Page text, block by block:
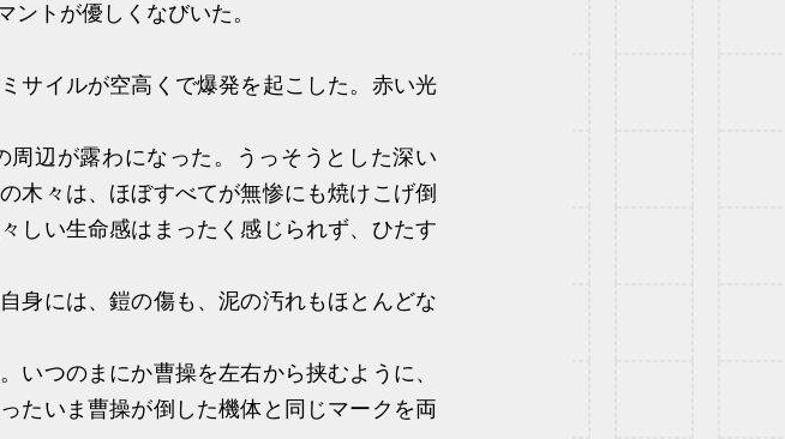
トが優しくなびいた。
サイルが空高くで爆発を起こした。赤い光
辺が露わになった。うっそうとした深い
木々は、ほぼすべてが無惨にも焼けこげ倒
しい生命感はまったく感じられず、ひたす
には、鎧の傷も、泥の汚れもほとんどな
つのまにか曹操を左右から挟むように、
たいま曹操が倒した機体と同じマークを両